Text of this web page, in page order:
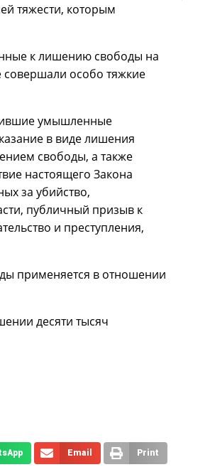
тяжести, которым
к лишению свободы на
совершали особо тяжкие
умышленные
в виде лишения
свободы, а также
настоящего Закона
за убийство,
публичный призыв к
и преступления,
применяется в отношении
десяти тысяч
Email Print